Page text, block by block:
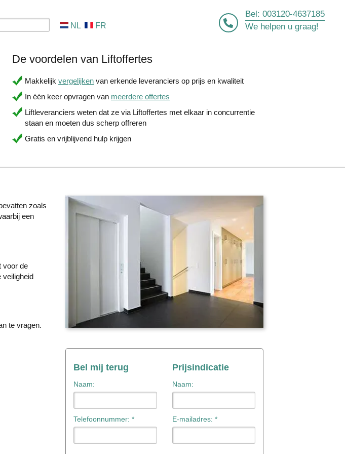
NL FR
Bel: 003120-4637185
We helpen u graag!
De voordelen van Liftoffertes
Makkelijk vergelijken van erkende leveranciers op prijs en kwaliteit
In één keer opvragen van meerdere offertes
Liftleveranciers weten dat ze via Liftoffertes met elkaar in concurrentie
staan en moeten dus scherp offreren
Gratis en vrijblijvend hulp krijgen
zoals
een
voor de
veiligheid
te vragen.
Bel mij terug
Naam:
Telefoonnummer: *
Prijsindicatie
Naam:
E-mailadres: *